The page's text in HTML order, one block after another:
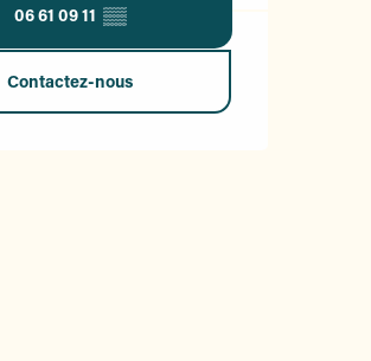
06 61 09 11 ▒▒
Contactez-nous